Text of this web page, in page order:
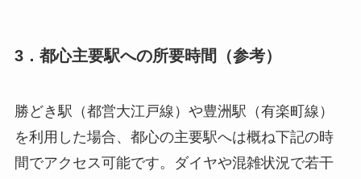
3．都心主要駅への所要時間（参考）
勝どき駅（都営大江戸線）や豊洲駅（有楽町線）
を利用した場合、都心の主要駅へは概ね下記の時
間でアクセス可能です。ダイヤや混雑状況で若干